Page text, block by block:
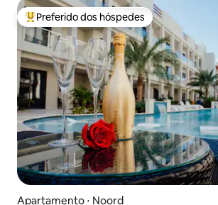
Entre os melhores preferidos dos hóspedes
Preferido dos hóspedes
Apartamento ⋅ Noord